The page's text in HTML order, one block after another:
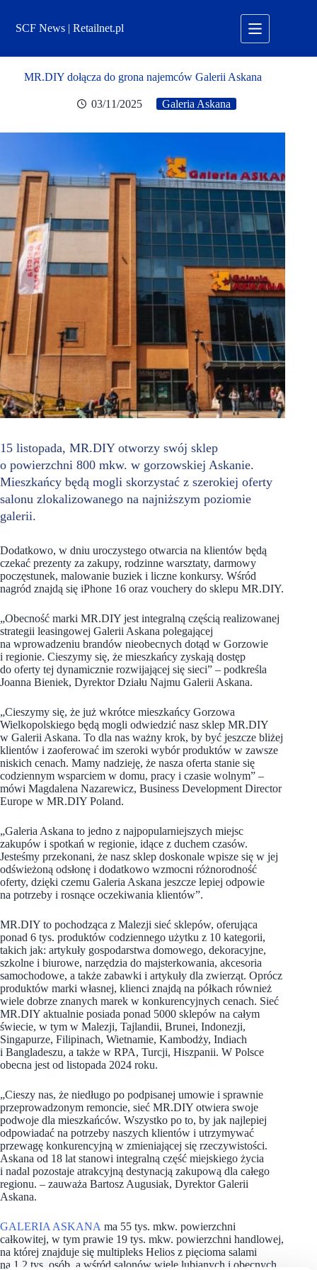
treściSCF News | Retailnet.pl
MR.DIY dołącza do grona najemców Galerii Askana
03/11/2025 Galeria Askana
15 listopada, MR.DIY otworzy swój sklep
o powierzchni 800 mkw. w gorzowskiej Askanie.
Mieszkańcy będą mogli skorzystać z szerokiej oferty
salonu zlokalizowanego na najniższym poziomie
galerii.
Dodatkowo, w dniu uroczystego otwarcia na klientów będą
czekać prezenty za zakupy, rodzinne warsztaty, darmowy
poczęstunek, malowanie buziek i liczne konkursy. Wśród
nagród znajdą się iPhone 16 oraz vouchery do sklepu MR.DIY.
„Obecność marki MR.DIY jest integralną częścią realizowanej
strategii leasingowej Galerii Askana polegającej
na wprowadzeniu brandów nieobecnych dotąd w Gorzowie
i regionie. Cieszymy się, że mieszkańcy zyskają dostęp
do oferty tej dynamicznie rozwijającej się sieci” – podkreśla
Joanna Bieniek, Dyrektor Działu Najmu Galerii Askana.
„Cieszymy się, że już wkrótce mieszkańcy Gorzowa
Wielkopolskiego będą mogli odwiedzić nasz sklep MR.DIY
w Galerii Askana. To dla nas ważny krok, by być jeszcze bliżej
klientów i zaoferować im szeroki wybór produktów w zawsze
niskich cenach. Mamy nadzieję, że nasza oferta stanie się
codziennym wsparciem w domu, pracy i czasie wolnym” –
mówi Magdalena Nazarewicz, Business Development Director
Europe w MR.DIY Poland.
„Galeria Askana to jedno z najpopularniejszych miejsc
zakupów i spotkań w regionie, idące z duchem czasów.
Jesteśmy przekonani, że nasz sklep doskonale wpisze się w jej
odświeżoną odsłonę i dodatkowo wzmocni różnorodność
oferty, dzięki czemu Galeria Askana jeszcze lepiej odpowie
na potrzeby i rosnące oczekiwania klientów”.
MR.DIY to pochodząca z Malezji sieć sklepów, oferująca
ponad 6 tys. produktów codziennego użytku z 10 kategorii,
takich jak: artykuły gospodarstwa domowego, dekoracyjne,
szkolne i biurowe, narzędzia do majsterkowania, akcesoria
samochodowe, a także zabawki i artykuły dla zwierząt. Oprócz
produktów marki własnej, klienci znajdą na półkach również
wiele dobrze znanych marek w konkurencyjnych cenach. Sieć
MR.DIY aktualnie posiada ponad 5000 sklepów na całym
świecie, w tym w Malezji, Tajlandii, Brunei, Indonezji,
Singapurze, Filipinach, Wietnamie, Kambodży, Indiach
i Bangladeszu, a także w RPA, Turcji, Hiszpanii. W Polsce
obecna jest od listopada 2024 roku.
„Cieszy nas, że niedługo po podpisanej umowie i sprawnie
przeprowadzonym remoncie, sieć MR.DIY otwiera swoje
podwoje dla mieszkańców. Wszystko po to, by jak najlepiej
odpowiadać na potrzeby naszych klientów i utrzymywać
przewagę konkurencyjną w zmieniającej się rzeczywistości.
Askana od 18 lat stanowi integralną część miejskiego życia
i nadal pozostaje atrakcyjną destynacją zakupową dla całego
regionu. – zauważa Bartosz Augusiak, Dyrektor Galerii
Askana.
GALERIA ASKANA ma 55 tys. mkw. powierzchni
całkowitej, w tym prawie 19 tys. mkw. powierzchni handlowej,
na której znajduje się multipleks Helios z pięcioma salami
na 1,2 tys. osób, a wśród salonów wiele lubianych i obecnych